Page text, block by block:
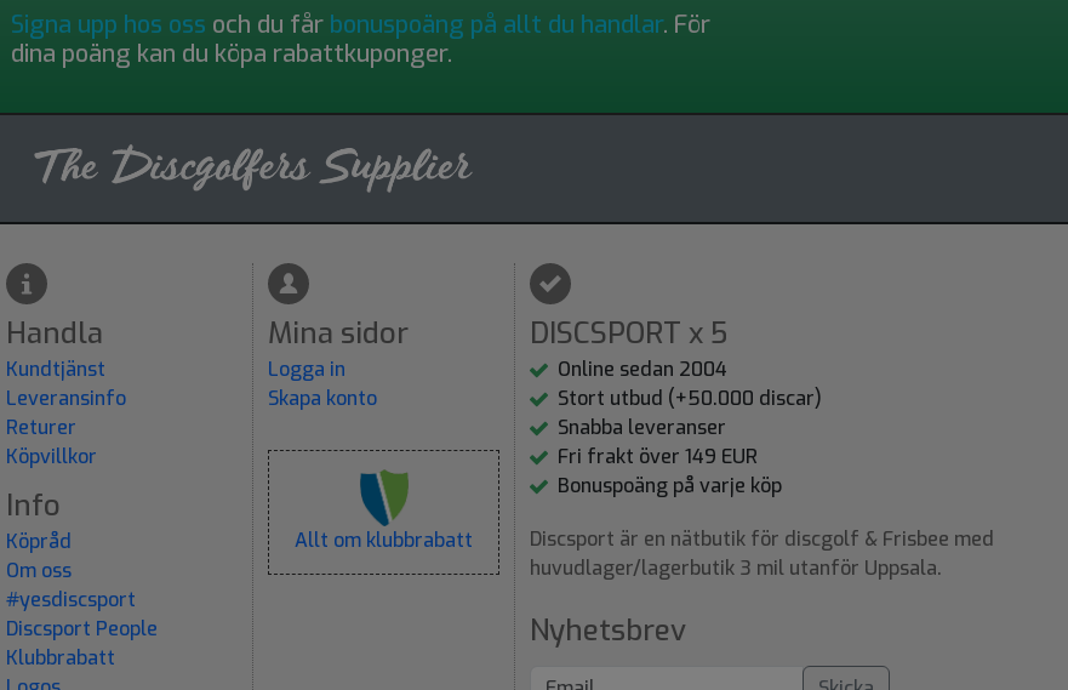
Signa upp hos oss och du får bonuspoäng på allt du handlar. För
dina poäng kan du köpa rabattkuponger.
Handla
Kundtjänst
Leveransinfo
Returer
Köpvillkor
Info
Köpråd
Om oss
#yesdiscsport
Discsport People
Klubbrabatt
Mina sidor
Logga in
Skapa konto
Allt om klubbrabatt
DISCSPORT x 5
Online sedan 2004
Stort utbud (+50.000 discar)
Snabba leveranser
Fri frakt över 149 EUR
Bonuspoäng på varje köp
Discsport är en nätbutik för discgolf & Frisbee med
huvudlager/lagerbutik 3 mil utanför Uppsala.
Nyhetsbrev